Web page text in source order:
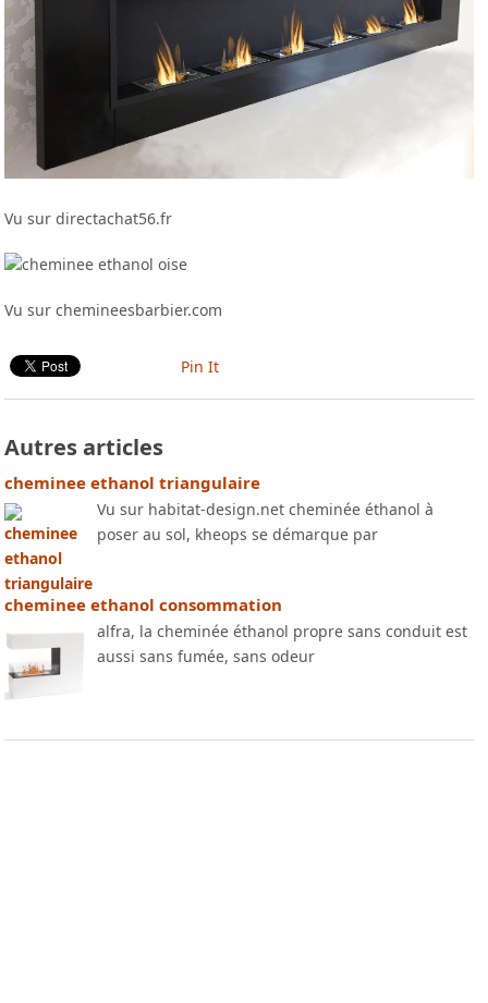
Vu sur directachat56.fr
Vu sur chemineesbarbier.com
Pin It
Autres articles
cheminee ethanol triangulaire
Vu sur habitat-design.net cheminée éthanol à
poser au sol, kheops se démarque par
cheminee ethanol consommation
alfra, la cheminée éthanol propre sans conduit est
aussi sans fumée, sans odeur